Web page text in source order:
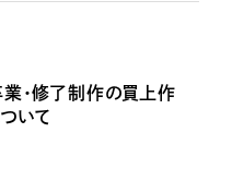
・修了制作の買上作
いて